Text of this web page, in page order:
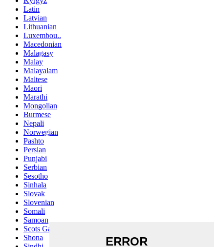
Latin
Latvian
Lithuanian
Luxembou..
Macedonian
Malagasy
Malay
Malayalam
Maltese
Maori
Marathi
Mongolian
Burmese
Nepali
Norwegian
Pashto
Persian
Punjabi
Serbian
Sesotho
Sinhala
Slovak
Slovenian
Somali
Samoan
Scots Gaelic
Shona